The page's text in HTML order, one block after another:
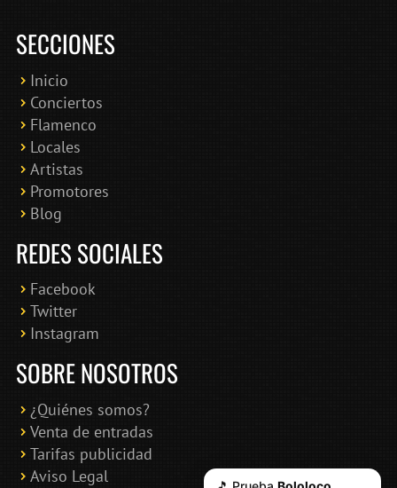
SECCIONES
Inicio
Conciertos
Flamenco
Locales
Artistas
Promotores
Blog
REDES SOCIALES
Facebook
Twitter
Instagram
SOBRE NOSOTROS
¿Quiénes somos?
Venta de entradas
Tarifas publicidad
Aviso Legal